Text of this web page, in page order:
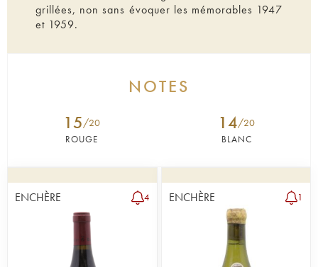
grillées, non sans évoquer les mémorables 1947
et 1959.
NOTES
15 /20
ROUGE
14/20
BLANC
ENCHÈRE 4 ENCHÈRE 1